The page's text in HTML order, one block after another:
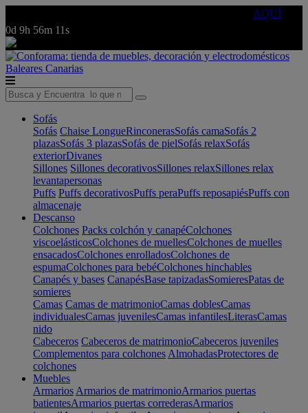
AQUÍ
0d 9h 56m 11s
Baleares Canarias
Sofás
Sofás Chaise LongueRinconerasSofás camaSofás 2
plazasSofás 3 plazasSofás de pielSofás relaxSofás
exteriorDivanes
Sillones Sillones decorativosSillones relaxSillones relax
levantapersonas
Puffs Puffs decorativosPuffs peraPuffs reposapiésPuffs con
almacenaje
Descanso
Colchones Packs colchón y canapéColchones
viscoelásticosColchones de muellesColchones de muelles
ensacadosColchones enrolladosColchones de
espumaColchones para bebéColchones hinchables
Canapés y bases CanapésBase tapizadasSomieresPatas de
somieres
Camas Camas de matrimonioCamas doblesCamas
individualesCamas juvenilesCamas infantilesLiterasCamas
nido
Cabeceros Cabeceros de matrimonioCabeceros juveniles
Complementos para colchones AlmohadasProtectores de
colchones
Muebles
Armarios Armarios de matrimonioArmarios puertas
batientesArmarios puertas correderasArmarios